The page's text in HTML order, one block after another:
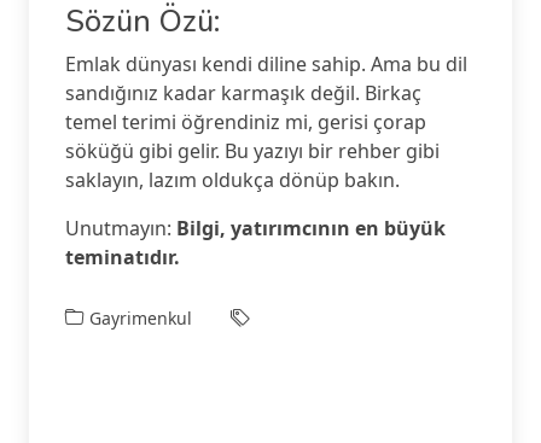
Sözün Özü:
Emlak dünyası kendi diline sahip. Ama bu dil
sandığınız kadar karmaşık değil. Birkaç
temel terimi öğrendiniz mi, gerisi çorap
söküğü gibi gelir. Bu yazıyı bir rehber gibi
saklayın, lazım oldukça dönüp bakın.
Unutmayın: Bilgi, yatırımcının en büyük
teminatıdır.
Gayrimenkul